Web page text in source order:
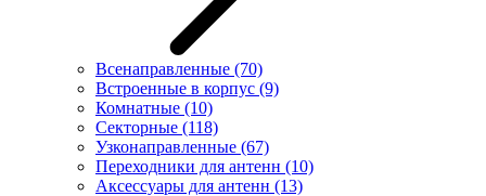
Всенаправленные (70)
Встроенные в корпус (9)
Комнатные (10)
Секторные (118)
Узконаправленные (67)
Переходники для антенн (10)
Аксессуары для антенн (13)